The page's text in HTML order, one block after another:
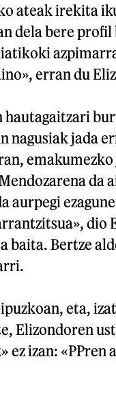
ateak irekita
dela bere profil
erran du
nagusiak jada
da
aurpegi
dio
baita. Bertze
eta,
Elizondoren
izan: «PPren